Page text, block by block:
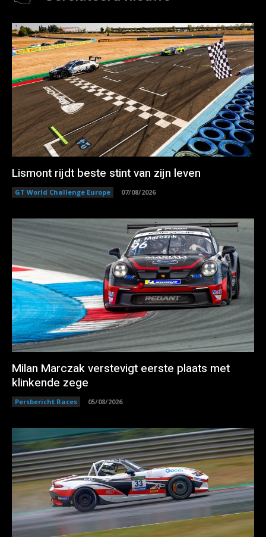
Lismont rijdt beste stint van zijn leven
GT World Challenge Europe 07/08/2026
Milan Marczak verstevigt eerste plaats met
klinkende zege
Persbericht Races 05/08/2026